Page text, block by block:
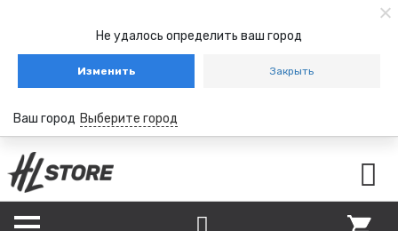
Не удалось определить ваш город
Изменить Закрыть
Ваш город Выберите город